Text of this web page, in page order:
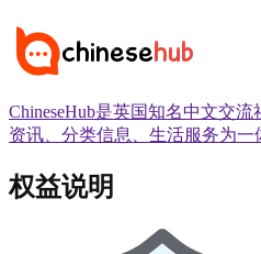
ChineseHub是英国知名中文交
资讯、分类信息、生活服务为一
权益说明